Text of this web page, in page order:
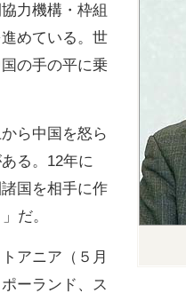
力機構・枠組
めている。世
の手の平に乗
ら中国を怒ら
る。12年に
国を相手に作
だ。
アニア（５月
ーランド、ス